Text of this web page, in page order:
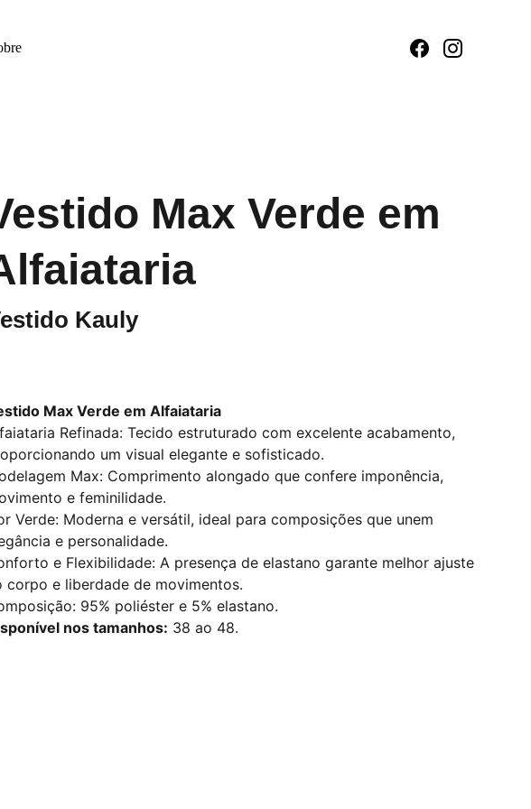
Max Verde em
Kauly
Max Verde em Alfaiataria
Refinada: Tecido estruturado com excelente acabamento,
um visual elegante e sofisticado.
Max: Comprimento alongado que confere imponência,
e feminilidade.
Verde: Moderna e versátil, ideal para composições que unem
e personalidade.
e Flexibilidade: A presença de elastano garante melhor ajuste
corpo e liberdade de movimentos.
95% poliéster e 5% elastano.
nos tamanhos: 38 ao 48.